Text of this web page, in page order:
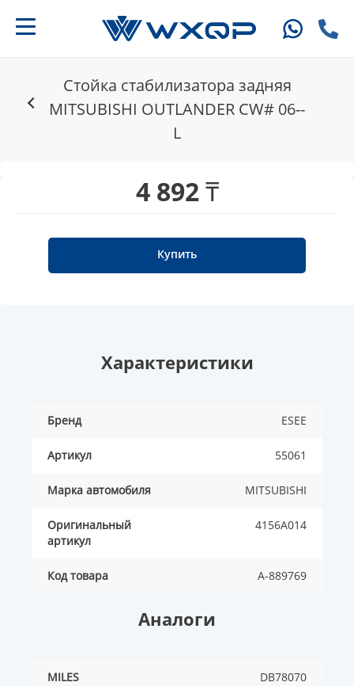
Стойка стабилизатора задняя
MITSUBISHI OUTLANDER CW# 06--
L
4 892 ₸
Купить
Характеристики
Бренд ESEE
Артикул 55061
Марка автомобиля MITSUBISHI
Оригинальный
артикул
4156A014
Код товара A-889769
Аналоги
MILES DB78070